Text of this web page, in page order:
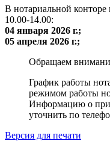
В нотариальной конторе
10.00-14.00:
04 января 2026 г.;
05 апреля 2026 г.;
Обращаем
График работы
режимом работы
Информацию о
уточнить по
Версия для печати